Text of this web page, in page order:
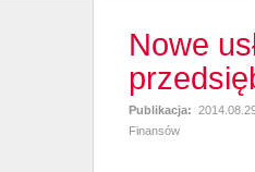
Nowe
Publikacja:
Finansów